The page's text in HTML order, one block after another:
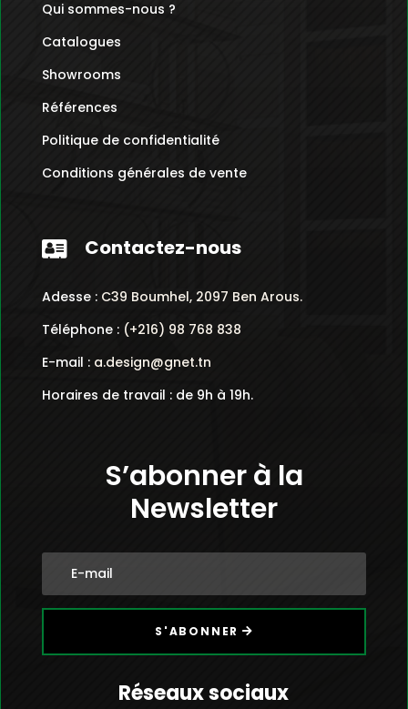
Qui sommes-nous ?
Catalogues
Showrooms
Références
Politique de confidentialité
Conditions générales de vente
 Contactez-nous
Adesse : C39 Boumhel, 2097 Ben Arous.
Téléphone :(+216) 98 768 838
E-mail : a.design@gnet.tn
Horaires de travail : de 9h à 19h.
S’abonner à la
Newsletter
S'ABONNER
Réseaux sociaux